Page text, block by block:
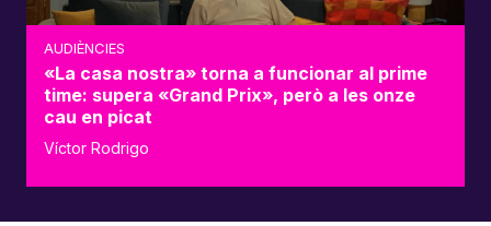
AUDIÈNCIES
«La casa nostra» torna a funcionar al prime
time: supera «Grand Prix», però a les onze
cau en picat
Víctor Rodrigo